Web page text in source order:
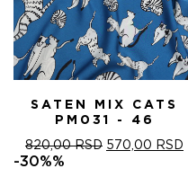
SATEN MIX CATS
PM031 - 46
820,00RSD ОРИГИНАЛНА
570,00 RSD
-30%%